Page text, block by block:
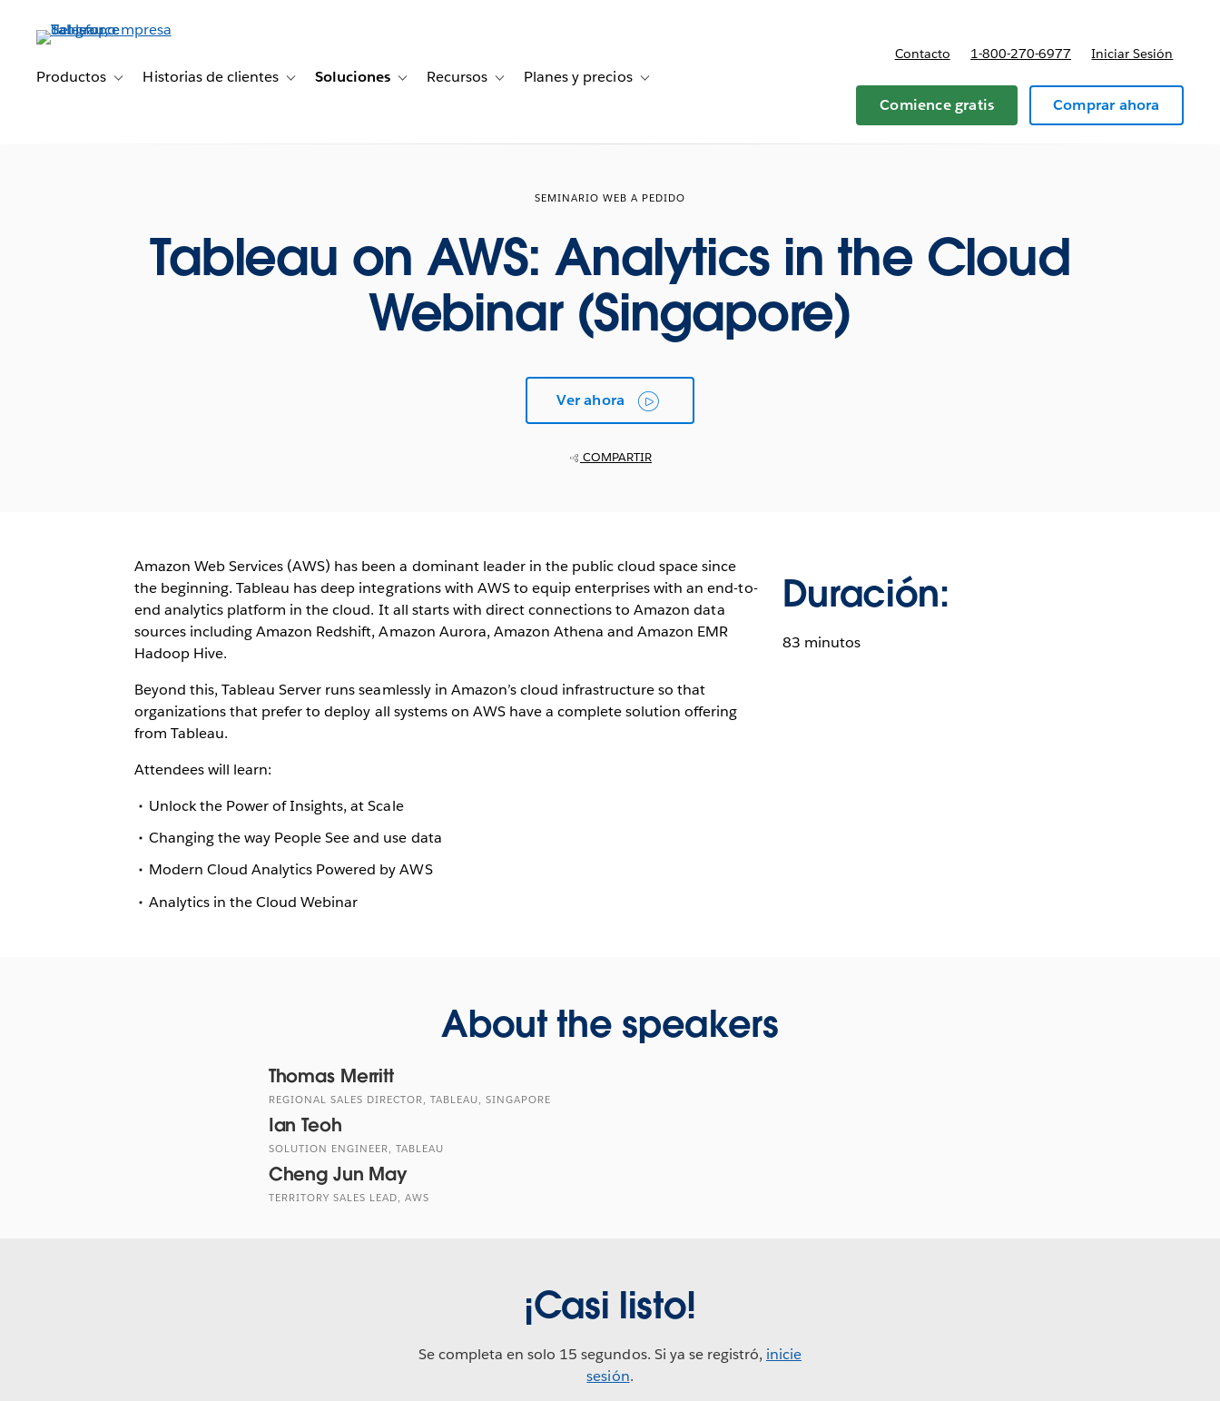
principalProductos Toggle sub-navigation for Productos
Historias de clientes Toggle sub-navigation for Historias de clientes
Soluciones Toggle sub-navigation for Soluciones
Recursos Toggle sub-navigation for Recursos
Planes y precios Toggle sub-navigation for Planes y precios
Contacto 1-800-270-6977 Iniciar Sesión
Comience gratis Comprar ahora
SEMINARIO WEB A PEDIDO
Tableau on AWS: Analytics in the Cloud
Webinar (Singapore)
Ver ahora
COMPARTIR
Amazon Web Services (AWS) has been a dominant leader in the public cloud space since
the beginning. Tableau has deep integrations with AWS to equip enterprises with an end-to-
end analytics platform in the cloud. It all starts with direct connections to Amazon data
sources including Amazon Redshift, Amazon Aurora, Amazon Athena and Amazon EMR
Hadoop Hive.
Beyond this, Tableau Server runs seamlessly in Amazon’s cloud infrastructure so that
organizations that prefer to deploy all systems on AWS have a complete solution offering
from Tableau.
Attendees will learn:
Unlock the Power of Insights, at Scale
Changing the way People See and use data
Modern Cloud Analytics Powered by AWS
Analytics in the Cloud Webinar
Duración:
83 minutos
About the speakers
Thomas Merritt
REGIONAL SALES DIRECTOR, TABLEAU, SINGAPORE
Ian Teoh
SOLUTION ENGINEER, TABLEAU
Cheng Jun May
TERRITORY SALES LEAD, AWS
¡Casi listo!
Se completa en solo 15 segundos. Si ya se registró, inicie
sesión.